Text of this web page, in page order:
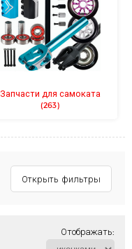
Запчасти для самоката
(263)
Открыть фильтры
Отображать: